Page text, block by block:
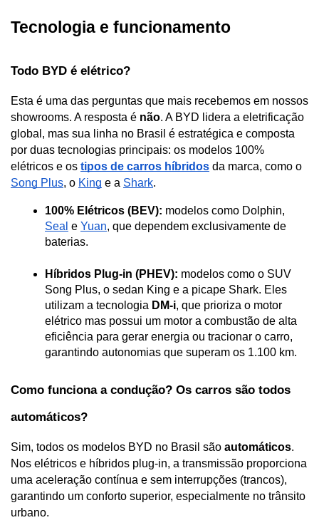
Tecnologia e funcionamento
Todo BYD é elétrico?
Esta é uma das perguntas que mais recebemos em nossos
showrooms. A resposta é não. A BYD lidera a eletrificação
global, mas sua linha no Brasil é estratégica e composta
por duas tecnologias principais: os modelos 100%
elétricos e os tipos de carros híbridos
Song Plus, o King e a Shark.
100% Elétricos (BEV):
Seal e Yuan, que dependem exclusivamente de
baterias.
Híbridos Plug-in (PHEV): modelos como o SUV
Song Plus, o sedan King e a picape Shark. Eles
utilizam a tecnologia DM-i, que prioriza o motor
elétrico mas possui um motor a combustão de alta
eficiência para gerar energia ou tracionar o carro,
garantindo autonomias que superam os 1.100 km.
Como funciona a condução? Os carros são todos
automáticos?
Sim, todos os modelos BYD no Brasil são automáticos.
Nos elétricos e híbridos plug-in, a transmissão proporciona
uma aceleração contínua e sem interrupções (trancos),
garantindo um conforto superior, especialmente no trânsito
urbano.